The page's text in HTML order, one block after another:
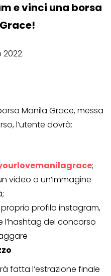
e vinci una borsa
2022.
Manila Grace, messa
l’utente dovrà:
;
video o un’immagine
profilo instagram,
l’hashtag del concorso
fatta l’estrazione finale